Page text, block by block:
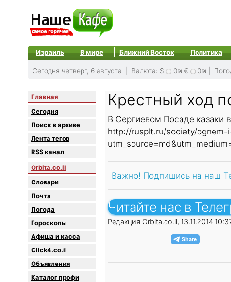
Израиль В мире Ближний Восток Политика
Сегодня четверг, 6 августа | Валюта: $ 0₪ € 0₪
Главная
Сегодня
Поиск в архиве
Лента тегов
RSS канал
Orbita.co.il
Словари
Почта
Погода
Гороскопы
Афиша и касса
Click4.co.il
Объявления
Каталог профи
Крестный ход
В Сергиевом Посаде казаки
http://rusplt.ru/society/ognem-
Важно! Подпишись на наш
Читайте нас в
Редакция Orbita.co.il, 13.11.2014